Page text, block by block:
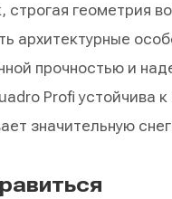
строгая геометрия
архитектурные
прочностью и
Profi устойчива
значительную